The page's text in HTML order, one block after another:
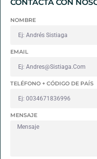
CONTACTA CON
NOMBRE
EMAIL
TELÉFONO + CÓDIGO DE PAÍS
MENSAJE